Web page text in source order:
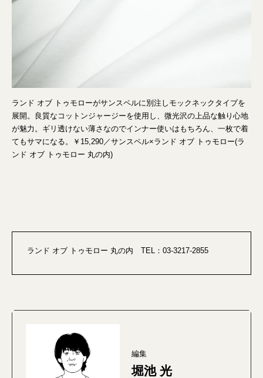
ランド オブ トゥモローがサンスペルに別注しモックネックタイプを
展開。良質なコットンジャージーを使用し、微光沢の上品な触り心地
が魅力。ギリ透けない薄さなのでインナー使いはもちろん、一枚で着
てもサマになる。￥15,290／サンスペル×ランド オブ トゥモロー(ラ
ンド オブ トゥモロー 丸の内)
ランド オブ トゥモロー 丸の内 TEL：03-3217-2855
編集
堀池 光